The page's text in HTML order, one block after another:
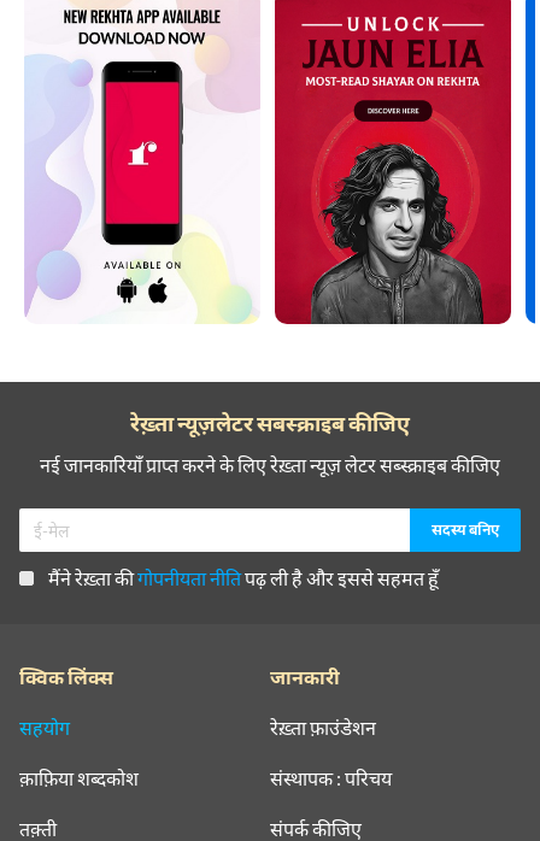
रेख़्ता न्यूज़लेटर सबस्क्राइब कीजिए
नई जानकारियाँ प्राप्त करने के लिए रेख़्ता न्यूज़ लेटर सब्स्क्राइब कीजिए
मैंने रेख़्ता कीगोपनीयता नीतिपढ़ ली है और इससे सहमत हूँ
क्विक लिंक्स
सहयोग
क़ाफ़िया शब्दकोश
तक़्ती
जानकारी
रेख़्ता फ़ाउंडेशन
संस्थापक : परिचय
संपर्क कीजिए